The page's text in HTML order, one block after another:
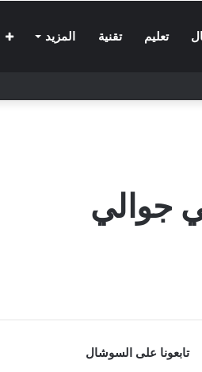
تعليم تقنية المزيد
جوالي
تابعونا على السوشال